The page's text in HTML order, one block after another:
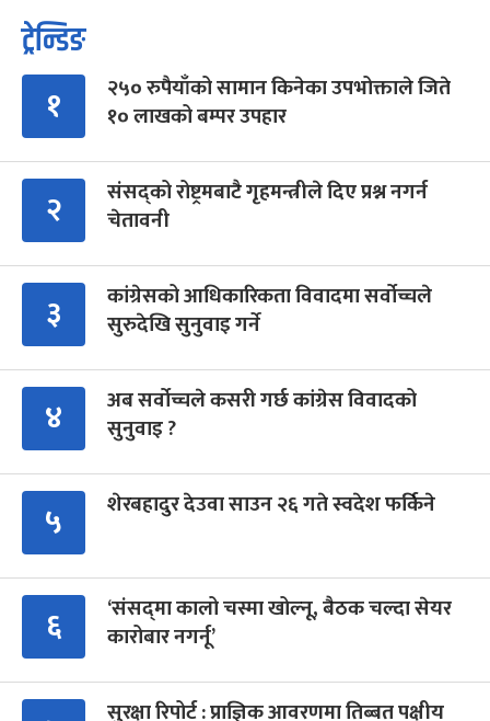
ट्रेन्डिङ
१
२५० रुपैयाँको सामान किनेका उपभोक्ताले जिते
१० लाखको बम्पर उपहार
२
संसद्को रोष्ट्रमबाटै गृहमन्त्रीले दिए प्रश्न नगर्न
चेतावनी
३
कांग्रेसको आधिकारिकता विवादमा सर्वोच्चले
सुरुदेखि सुनुवाइ गर्ने
४
अब सर्वोच्चले कसरी गर्छ कांग्रेस विवादको
सुनुवाइ ?
५ शेरबहादुर देउवा साउन २६ गते स्वदेश फर्किने
६
‘संसद्‍मा कालो चस्मा खोल्नू, बैठक चल्दा सेयर
कारोबार नगर्नू’
सुरक्षा रिपोर्ट : प्राज्ञिक आवरणमा तिब्बत पक्षीय